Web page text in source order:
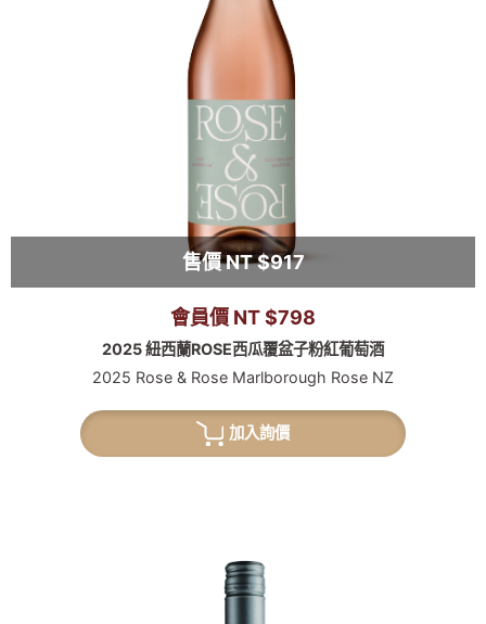
售價 NT $917
會員價 NT $798
2025 紐西蘭ROSE西瓜覆盆子粉紅葡萄酒
2025 Rose & Rose Marlborough Rose NZ
加入詢價